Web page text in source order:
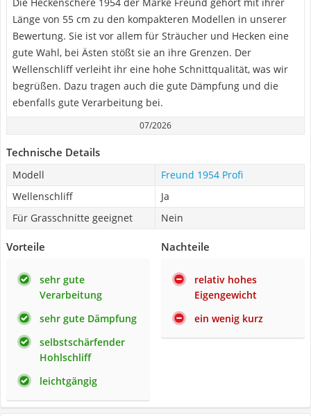
Länge von 55 cm zu den kompakteren Modellen in unserer
Bewertung. Sie ist vor allem für Sträucher und Hecken eine
gute Wahl, bei Ästen stößt sie an ihre Grenzen. Der
Wellenschliff verleiht ihr eine hohe Schnittqualität, was wir
begrüßen. Dazu tragen auch die gute Dämpfung und die
ebenfalls gute Verarbeitung bei.
07/2026
Technische Details
Modell
Freund 1954 Profi
Wellenschliff
Ja
Für Grasschnitte geeignet
Nein
Vorteile
sehr gute
Verarbeitung
sehr gute Dämpfung
selbstschärfender
Hohlschliff
leichtgängig
Nachteile
relativ hohes
Eigengewicht
ein wenig kurz